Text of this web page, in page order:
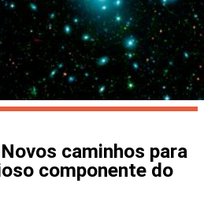
caminhos para
componente do